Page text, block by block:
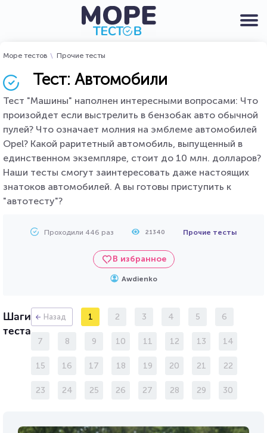
Море тестов Прочие тесты
Тест: Автомобили
Тест "Машины" наполнен интересными вопросами: Что
произойдет если выстрелить в бензобак авто обычной
пулей? Что означает молния на эмблеме автомобилей
Opel? Какой раритетный автомобиль, выпущенный в
единственном экземпляре, стоит до 10 млн. долларов?
Наши тесты смогут заинтересовать даже настоящих
знатоков автомобилей. А вы готовы приступить к
"автотесту"?
Проходили 446 раз 21340 Прочие тесты
В избранное
Awdienko
Шаги
теста
Назад 1 2 3 4 5 6
7 8 9 10 11 12 13 14
15 16 17 18 19 20 21 22
23 24 25 26 27 28 29 30